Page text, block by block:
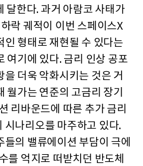
달한다. 과거 아람코 사태가
락 궤적이 이번 스페이스X
인 형태로 재현될 수 있다는
여기에 있다. 금리 인상 공포
더욱 악화시키는 것은 거
월가는 연준의 고금리 장기
리바운드에 따른 추가 금리
시나리오를 마주하고 있다.
의 밸류에이션 부담이 극에
를 억지로 떠받치던 반도체